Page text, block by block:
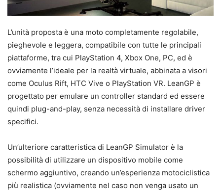
L’unità proposta è una moto completamente regolabile,
pieghevole e leggera, compatibile con tutte le principali
piattaforme, tra cui PlayStation 4, Xbox One, PC, ed è
ovviamente l’ideale per la realtà virtuale, abbinata a visori
come Oculus Rift, HTC Vive o PlayStation VR. LeanGP è
progettato per emulare un controller standard ed essere
quindi plug-and-play, senza necessità di installare driver
specifici.
Un’ulteriore caratteristica di LeanGP Simulator è la
possibilità di utilizzare un dispositivo mobile come
schermo aggiuntivo, creando un’esperienza motociclistica
più realistica (ovviamente nel caso non venga usato un